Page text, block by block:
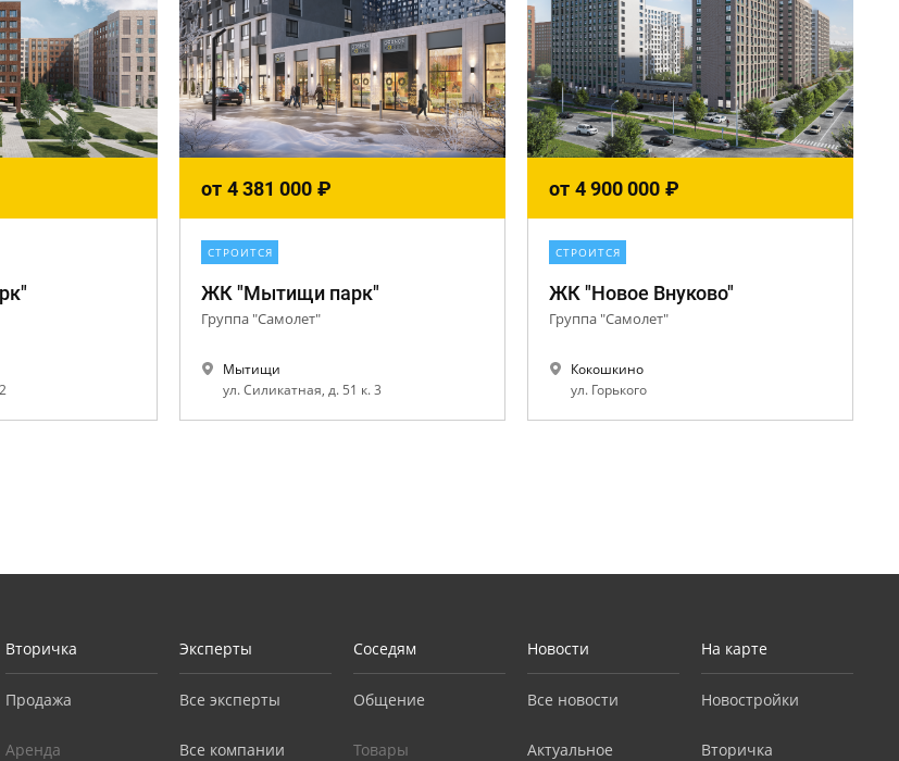
от 4 381 000 ₽
СТРОИТСЯ
ЖК "Мытищи парк"
Группа "Самолет"
Мытищи
ул. Силикатная, д. 51 к. 3
от 4 900 000 ₽
СТРОИТСЯ
ЖК "Новое Внуково"
Группа "Самолет"
Кокошкино
ул. Горького
Вторичка
Продажа
Аренда
Эксперты
Все эксперты
Все компании
Соседям
Общение
Товары
Новости
Все новости
Актуальное
На карте
Новостройки
Вторичка